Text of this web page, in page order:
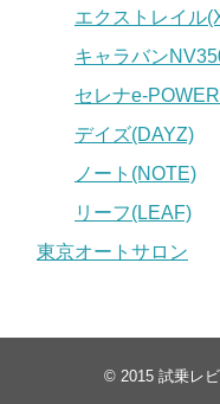
エクストレイル
キャラバン
セレナe-
デイズ(DAYZ)
ノート(NOTE)
リーフ(LEAF)
東京オートサロン
© 2015 試乗レ